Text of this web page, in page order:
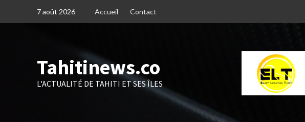
7 août 2026 Accueil Contact
Tahitinews.co
L'ACTUALITÉ DE TAHITI ET SES ÎLES